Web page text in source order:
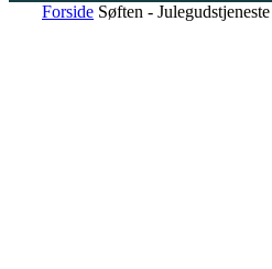
Forside Søften -